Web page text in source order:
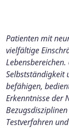
Patienten mit
vielfältige
Selbstständigkeit
befähigen,
Erkenntnisse der
Testverfahren